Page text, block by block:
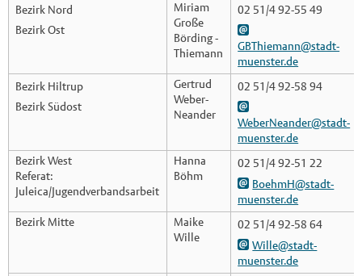
Bezirk Nord
Bezirk Ost
Miriam
Große
Börding -
Thiemann
02 51/4 92-55 49
GBThiemann@stadt-
muenster.de
Bezirk Hiltrup
Bezirk Südost
Gertrud
Weber-
Neander
02 51/4 92-58 94
WeberNeander@stadt-
muenster.de
Bezirk West
Referat:
Juleica/Jugendverbandsarbeit
Hanna
Böhm
02 51/4 92-51 22
BoehmH@stadt-
muenster.de
Bezirk Mitte
Maike
Wille
02 51/4 92-58 64
Wille@stadt-
muenster.de